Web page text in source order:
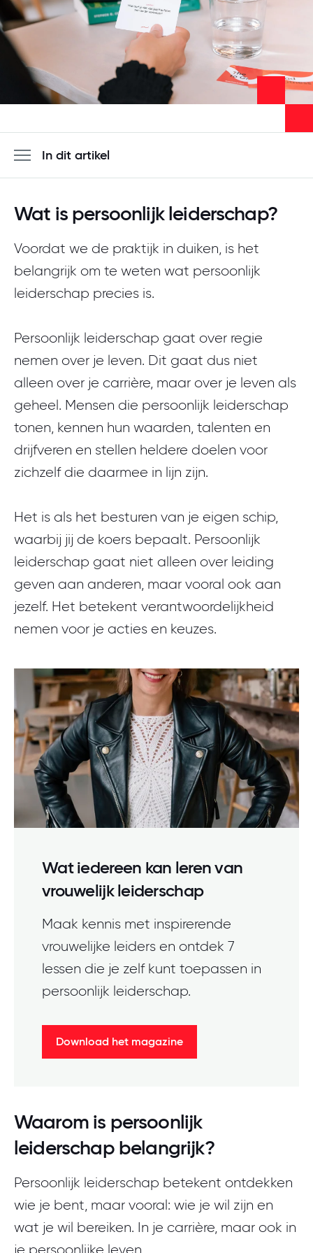
In dit artikel
Wat is persoonlijk leiderschap?
Voordat we de praktijk in duiken, is het
belangrijk om te weten wat persoonlijk
leiderschap precies is.
Persoonlijk leiderschap gaat over regie
nemen over je leven. Dit gaat dus niet
alleen over je carrière, maar over je leven als
geheel. Mensen die persoonlijk leiderschap
tonen, kennen hun waarden, talenten en
drijfveren en stellen heldere doelen voor
zichzelf die daarmee in lijn zijn.
Het is als het besturen van je eigen schip,
waarbij jij de koers bepaalt. Persoonlijk
leiderschap gaat niet alleen over leiding
geven aan anderen, maar vooral ook aan
jezelf. Het betekent verantwoordelijkheid
nemen voor je acties en keuzes.
Wat iedereen kan leren van
vrouwelijk leiderschap
Maak kennis met inspirerende
vrouwelijke leiders en ontdek 7
lessen die je zelf kunt toepassen in
persoonlijk leiderschap.
Download het magazine
Waarom is persoonlijk
leiderschap belangrijk?
Persoonlijk leiderschap betekent ontdekken
wie je bent, maar vooral: wie je wil zijn en
wat je wil bereiken. In je carrière, maar ook in